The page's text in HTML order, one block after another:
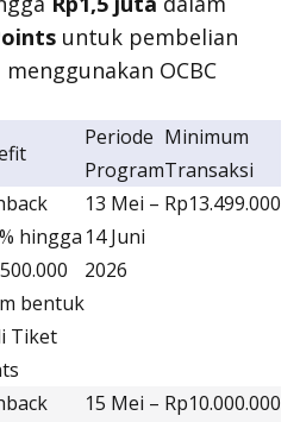
untuk pembelian
OCBC
Periode
Program
Minimum
Transaksi
hingga
bentuk
Tiket
13 Mei –
14 Juni
2026
Rp13.499.000
15 Mei – Rp10.000.000